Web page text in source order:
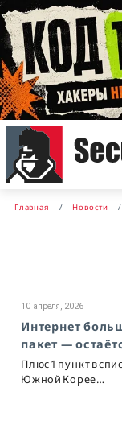
Главная Новости
10 апреля, 2026
Интернет
пакет —
Плюс 1 пункт в
Южной Корее…